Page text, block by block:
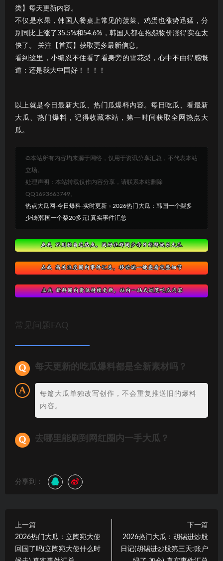
类】每天更新内容。
不仅是水果，韩国人餐桌上常见的菠菜、鸡蛋也涨势迅猛，分
别同比上涨了35.5%和54.6%，韩国人都在抱怨物价涨得实在太
快了。 关注【首页】获取更多最新信息。
看到这里，小编忍不住看了看身旁的雪花梨，心中不由得感慨
道：还是我大中国好！！！！
以上就是今日最新大瓜、热门瓜爆料内容。每日吃瓜、看最新
大瓜、热门爆料，记得收藏本站，第一时间获取全网热点大
瓜。
©本站所有内容均来源于网络，仅用于资讯分享汇总，不代表本站
立场。
处理声明：本站转载仅作内容分享，请联系本站删除
QQ1693663749。
热点大瓜网-今日爆料-实时更新 » 2026热门大瓜：韩国一个梨多
少钱(韩国一个梨20多元) 真实事件汇总
常见问题FAQ
每天更新的吃瓜爆料都是全新素材吗？
每篇大瓜单独改写创作，不会重复推送旧的爆料
内容。
去哪里能刷到网红圈内一手大瓜？
分享到：
上一篇
2026热门大瓜：立陶宛大使
回国了吗(立陶宛大使什么时
下一篇
2026热门大瓜：胡锡进炒股
日记(胡锡进炒股第三天:账户